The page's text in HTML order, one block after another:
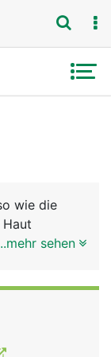
wie die
die
Das
sehen